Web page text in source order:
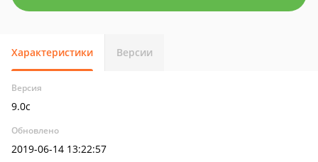
Характеристики Версии
Версия
9.0c
Обновлено
2019-06-14 13:22:57